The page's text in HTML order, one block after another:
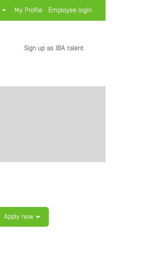
My Profile Employee login
Sign up as IBA talent
Apply now